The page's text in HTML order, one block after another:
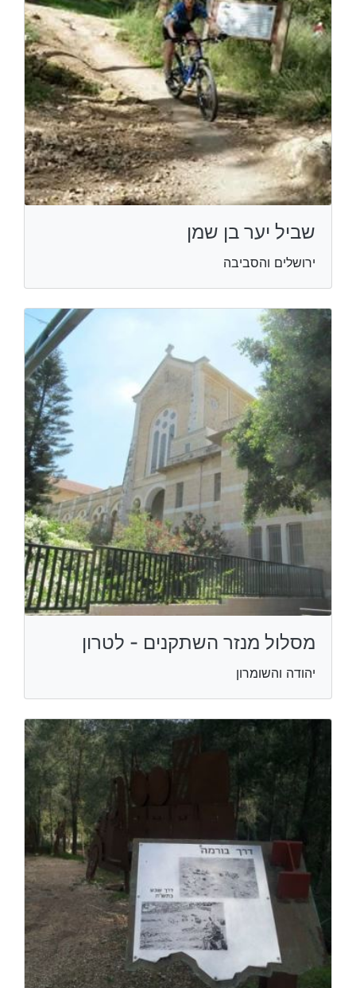
שביל יער בן שמן
ירושלים והסביבה
מסלול מנזר השתקנים - לטרון
יהודה והשומרון